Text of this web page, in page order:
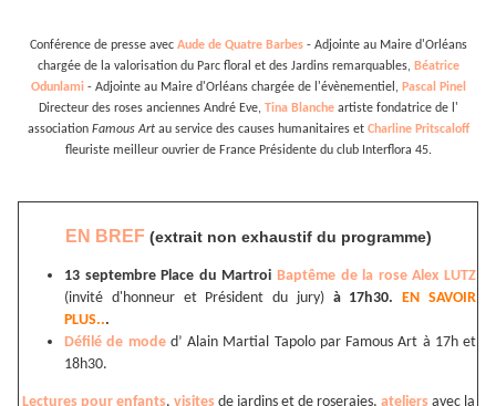
Conférence de presse avec Aude de Quatre Barbes- Adjointe au Maire d'Orléans
chargée de la valorisation du Parc floral et des Jardins remarquables, Béatrice
Odunlami- Adjointe au Maire d'Orléans chargée de l'évènementiel, Pascal Pinel
Directeur des roses anciennes André Eve, Tina Blancheartiste fondatrice de l'
association Famous Art au service des causes humanitaires et Charline Pritscaloff
fleuriste meilleur ouvrier de France Présidente du club Interflora 45.
EN BREF (extrait non exhaustif du programme)
13 septembre Place du Martroi Baptême de la rose Alex LUTZ
(invité d'honneur et Président du jury)à 17h30.EN SAVOIR
PLUS...
Défilé de moded’ Alain Martial Tapolo par Famous Art à 17h et
18h30.
Lectures pour enfants, visites de jardins et de roseraies, ateliers avec la